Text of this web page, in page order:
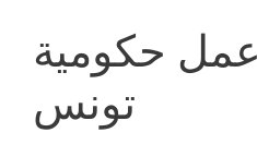
حكومية
تونس